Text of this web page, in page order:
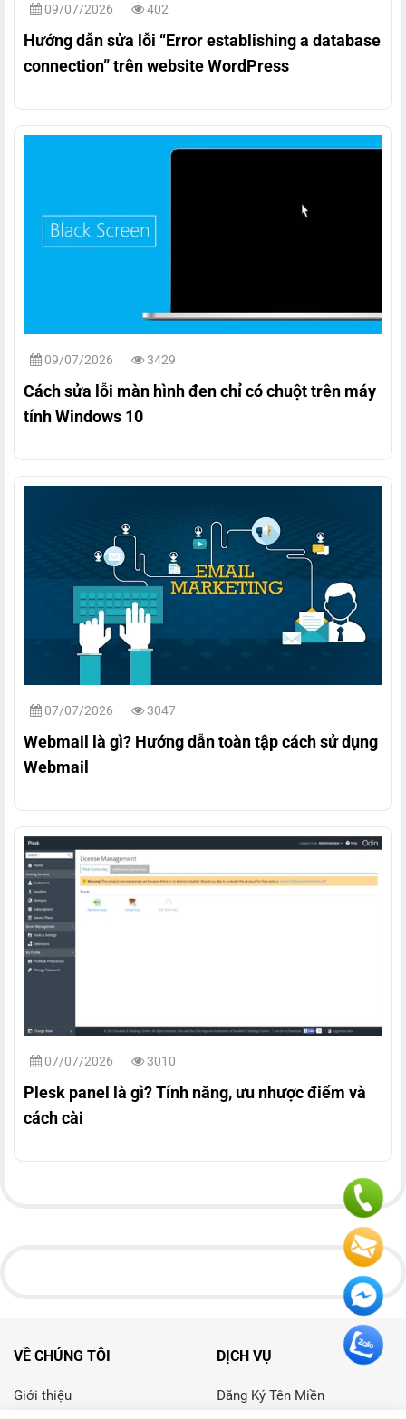
09/07/2026 402
Hướng dẫn sửa lỗi “Error establishing a database
connection” trên website WordPress
09/07/2026 3429
Cách sửa lỗi màn hình đen chỉ có chuột trên máy
tính Windows 10
07/07/2026 3047
Webmail là gì? Hướng dẫn toàn tập cách sử dụng
Webmail
07/07/2026 3010
Plesk panel là gì? Tính năng, ưu nhược điểm và
cách cài
VỀ CHÚNG TÔI
Giới thiệu
DỊCH VỤ
Đăng Ký Tên Miền